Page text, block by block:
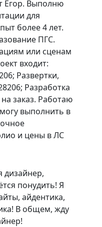
Егор. Выполню
для
более 4 лет.
ПГС.
или сценам
входит:
Развертки,
Разработка
заказ. Работаю
выполнить в
и цены в ЛС
дизайнер,
понудить! Я
айдентика,
В общем, жду